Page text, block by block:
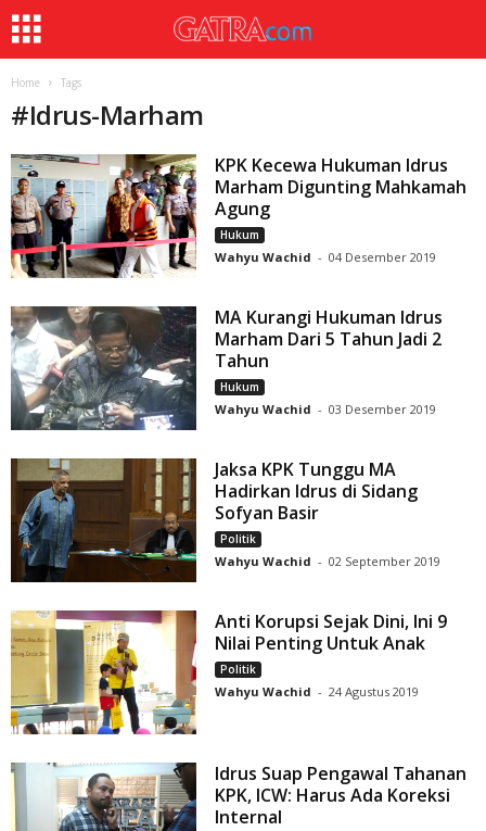
Home Tags
#Idrus-Marham
KPK Kecewa Hukuman Idrus
Marham Digunting Mahkamah
Agung
Hukum
Wahyu Wachid - 04 Desember 2019
MA Kurangi Hukuman Idrus
Marham Dari 5 Tahun Jadi 2
Tahun
Hukum
Wahyu Wachid - 03 Desember 2019
Jaksa KPK Tunggu MA
Hadirkan Idrus di Sidang
Sofyan Basir
Politik
Wahyu Wachid - 02 September 2019
Anti Korupsi Sejak Dini, Ini 9
Nilai Penting Untuk Anak
Politik
Wahyu Wachid - 24 Agustus 2019
Idrus Suap Pengawal Tahanan
KPK, ICW: Harus Ada Koreksi
Internal